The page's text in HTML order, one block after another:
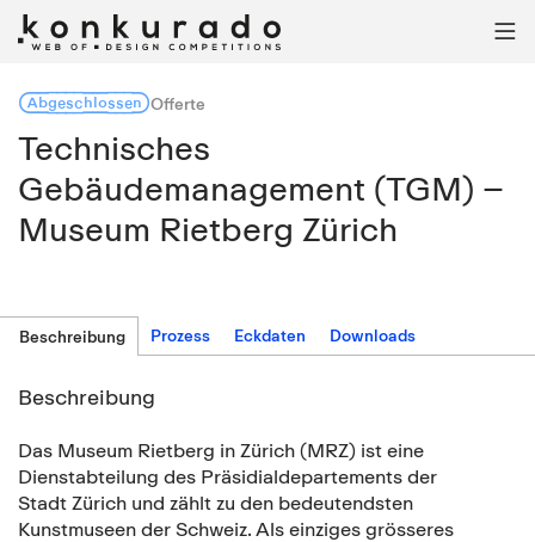

AbgeschlossenOfferte
Technisches
Gebäudemanagement (TGM) –
Museum Rietberg Zürich
Beschreibung Prozess Eckdaten Downloads
Beschreibung
Das Museum Rietberg in Zürich (MRZ) ist eine
Dienstabteilung des Präsidialdepartements der
Stadt Zürich und zählt zu den bedeutendsten
Kunstmuseen der Schweiz. Als einziges grösseres